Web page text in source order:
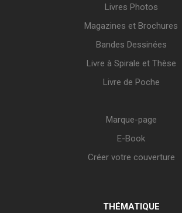
Livres Photos
Magazines et Brochures
Bandes Dessinées
Livre à Spirale et Thèse
Livre de Poche
Marque-page
E-Book
Créer votre couverture
THÉMATIQUE